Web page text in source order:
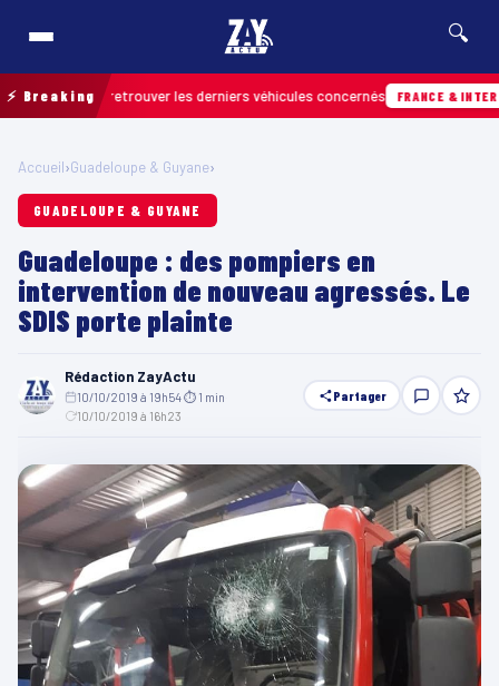
🔍
⚡ Breaking
pour retrouver les derniers véhicules concernés FRANCE &
Accueil›Guadeloupe & Guyane›
GUADELOUPE & GUYANE
Guadeloupe : des pompiers en
intervention de nouveau agressés. Le
SDIS porte plainte
Rédaction ZayActu
10/10/2019 à 19h54⏱ 1 min
10/10/2019 à 16h23
Partager